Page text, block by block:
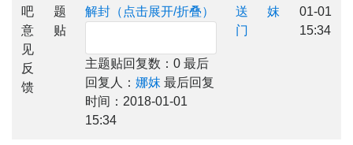
吧
意
见
反
馈
题
贴
解封（点击展开/折叠）
主题贴回复数：0 最后
回复人： 娜妺 最后回复
时间：2018-01-01
15:34
送
门
妺
01-01
15:34